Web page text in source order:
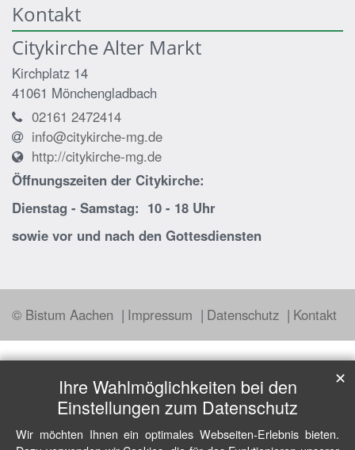
Kontakt
Citykirche Alter Markt
Kirchplatz 14
41061 Mönchengladbach
02161 2472414
info@citykirche-mg.de
http://citykirche-mg.de
Öffnungszeiten der Citykirche:
Dienstag - Samstag: 10 - 18 Uhr
sowie vor und nach den Gottesdiensten
© Bistum Aachen Impressum Datenschutz Kontakt
Ihre Wahlmöglichkeiten bei den
Einstellungen zum Datenschutz
Wir möchten Ihnen ein optimales Webseiten-Erlebnis bieten.
✕